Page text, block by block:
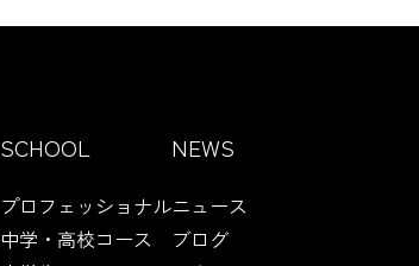
SCHOOL
プロフェッショナル
中学・高校コース
NEWS
ニュース
ブログ